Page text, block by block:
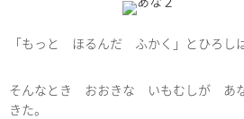
「もっと ほるんだ ふかく」とひろし
そんなとき おおきな いもむしが あ
きた。